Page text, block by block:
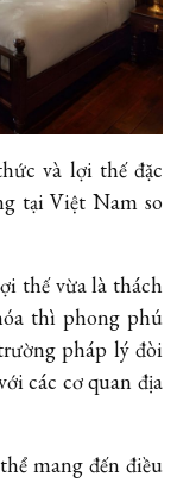
và lợi thế đặc
tại Việt Nam so
thế vừa là thách
thì phong phú
pháp lý đòi
các cơ quan địa
mang đến điều